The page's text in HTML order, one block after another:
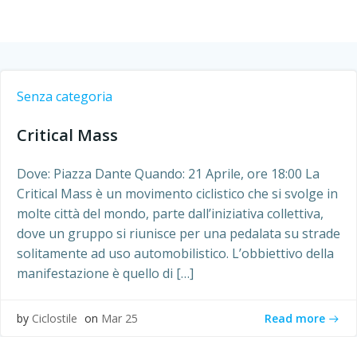
Senza categoria
Critical Mass
Dove: Piazza Dante Quando: 21 Aprile, ore 18:00 La
Critical Mass è un movimento ciclistico che si svolge in
molte città del mondo, parte dall’iniziativa collettiva,
dove un gruppo si riunisce per una pedalata su strade
solitamente ad uso automobilistico. L’obbiettivo della
manifestazione è quello di […]
by Ciclostile on Mar 25 Read more